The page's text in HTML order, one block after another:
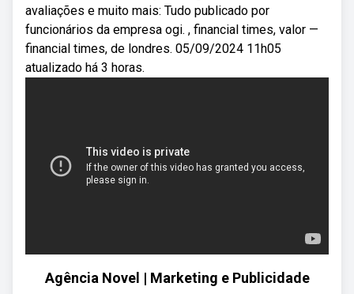
avaliações e muito mais: Tudo publicado por
funcionários da empresa ogi. , financial times, valor —
financial times, de londres. 05/09/2024 11h05
atualizado há 3 horas.
Agência Novel | Marketing e Publicidade